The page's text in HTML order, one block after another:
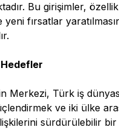
Bu girişimler,
fırsatlar
Merkezi, Türk iş
ve iki ülke
sürdürülebilir